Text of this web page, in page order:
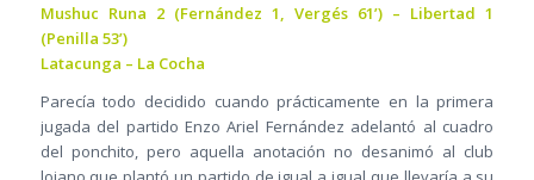
Mushuc Runa 2 (Fernández 1, Vergés 61’) – Libertad 1
(Penilla 53’)
Latacunga – La Cocha
Parecía todo decidido cuando prácticamente en la primera
jugada del partido Enzo Ariel Fernández adelantó al cuadro
del ponchito, pero aquella anotación no desanimó al club